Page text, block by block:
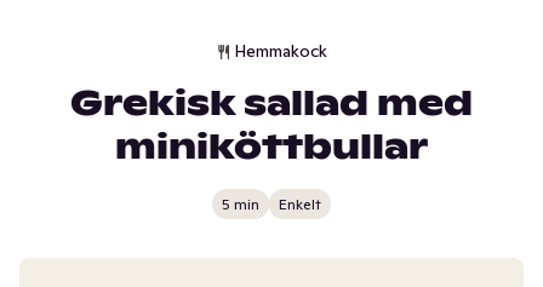
Hemmakock
Grekisk sallad med
miniköttbullar
5 min Enkelt